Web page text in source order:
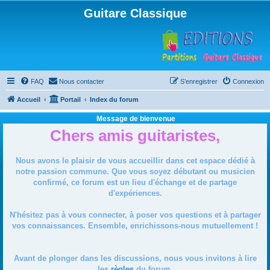
Guitare Classique
FAQ Nous contacter Connexion
S’enregistrer
Accueil Portail Index du forum
Message de bienvenue
Chers amis guitaristes,
Nous avons le plaisir de vous accueillir dans cet espace dédié à
notre passion commune. Que vous soyez débutant ou musicien
confirmé, ce forum est un lieu d'échange et de partage
d'expériences.
N'hésitez pas à vous connecter, à poser vos questions et à partager
vos connaissances. Ensemble, enrichissons-nous mutuellement !
Avant de plonger dans les discussions, nous vous invitons à lire